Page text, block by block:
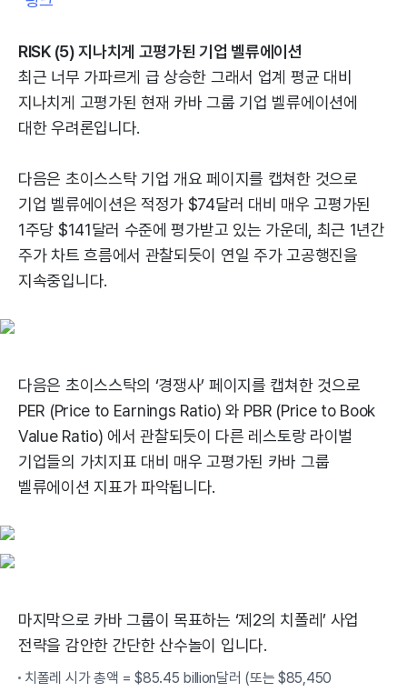
RISK (5) 지나치게 고평가된 기업 벨류에이션
최근 너무 가파르게 급 상승한 그래서 업계 평균 대비
지나치게 고평가된 현재 카바 그룹 기업 벨류에이션에
대한 우려론입니다.
다음은 초이스스탁 기업 개요 페이지를 캡쳐한 것으로
기업 벨류에이션은 적정가 $74달러 대비 매우 고평가된
1주당 $141달러 수준에 평가받고 있는 가운데, 최근 1년간
주가 차트 흐름에서 관찰되듯이 연일 주가 고공행진을
지속중입니다.
다음은 초이스스탁의 ‘경쟁사’ 페이지를 캡쳐한 것으로
PER (Price to Earnings Ratio) 와 PBR (Price to Book
Value Ratio) 에서 관찰되듯이 다른 레스토랑 라이벌
기업들의 가치지표 대비 매우 고평가된 카바 그룹
벨류에이션 지표가 파악됩니다.
마지막으로 카바 그룹이 목표하는 ‘제2의 치폴레’ 사업
전략을 감안한 간단한 산수놀이 입니다.
치폴레 시가 총액 = $85.45 billion달러 (또는 $85,450